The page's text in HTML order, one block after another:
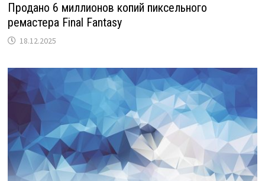
Продано 6 миллионов копий пиксельного
ремастера Final Fantasy
18.12.2025